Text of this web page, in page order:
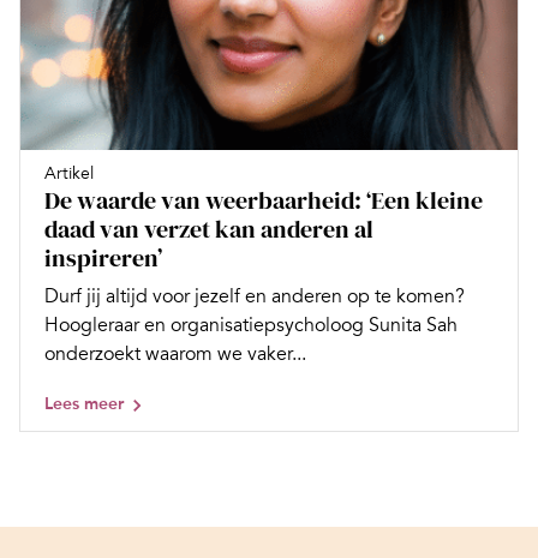
Artikel
De waarde van weerbaarheid: ‘Een kleine
daad van verzet kan anderen al
inspireren’
Durf jij altijd voor jezelf en anderen op te komen?
Hoogleraar en organisatiepsycholoog Sunita Sah
onderzoekt waarom we vaker...
Lees meer